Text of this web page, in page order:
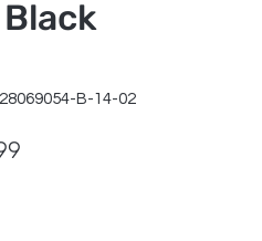
B-14-02